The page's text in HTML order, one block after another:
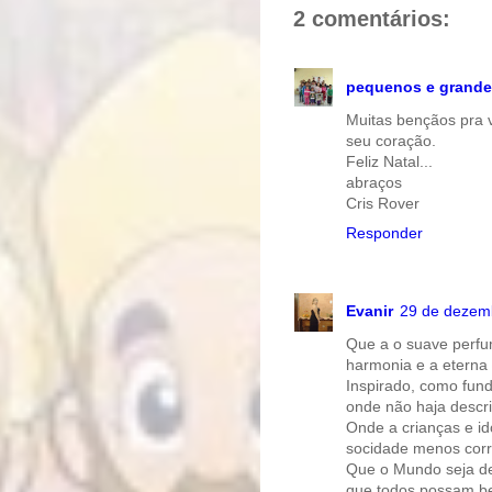
o
o
2 comentários:
pequenos e
Muitas bençãos pra
seu coração.
Feliz Natal...
abraços
Cris Rover
Responder
Evanir 29 de
Que a o suave
harmonia e a eterna
Inspirado, como
onde não haja
Onde a crianças e
socidade menos
Que o Mundo seja